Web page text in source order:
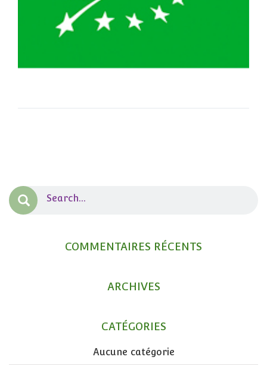
COMMENTAIRES RÉCENTS
ARCHIVES
CATÉGORIES
Aucune catégorie